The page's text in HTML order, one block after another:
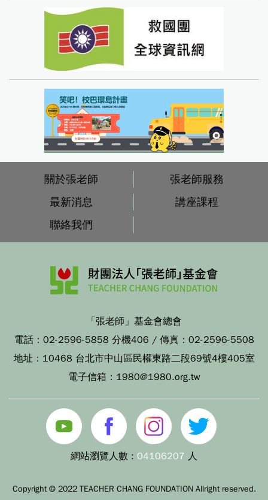
關於張老師
張老師服務
最新消息
講座課程
聯絡我們
「張老師」基金會總會
電話： 02-2596-5858 分機406 / 傳真： 02-2596-5508
地址： 10468 台北市中山區民權東路二段69號4樓405室
電子信箱： 1980@1980.org.tw
網站瀏覽人數 : 04106207 人
Copyright © 2022 TEACHER CHANG FOUNDATION Allright reserved.